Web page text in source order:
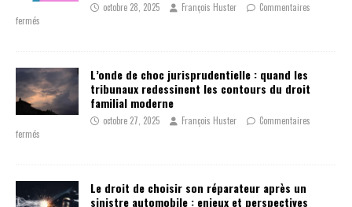
octobre 28, 2025 François Huster
Commentaires
fermés
L’onde de choc jurisprudentielle : quand les
tribunaux redessinent les contours du droit
familial moderne
octobre 27, 2025 François Huster
Commentaires
fermés
Le droit de choisir son réparateur après un
sinistre automobile : enjeux et perspectives